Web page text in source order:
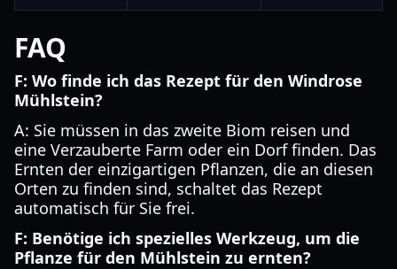
FAQ
F: Wo finde ich das Rezept für den Windrose
Mühlstein?
A: Sie müssen in das zweite Biom reisen und
eine Verzauberte Farm oder ein Dorf finden. Das
Ernten der einzigartigen Pflanzen, die an diesen
Orten zu finden sind, schaltet das Rezept
automatisch für Sie frei.
F: Benötige ich spezielles Werkzeug, um die
Pflanze für den Mühlstein zu ernten?